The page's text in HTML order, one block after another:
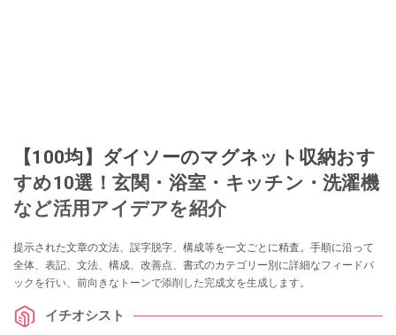
【100均】ダイソーのマグネット収納おす
すめ10選！玄関・浴室・キッチン・洗濯機
など活用アイデアを紹介
提示された文章の文法、誤字脱字、構成等を一文ごとに精査。手順に沿って
全体、表記、文法、構成、改善点、書式のカテゴリー別に詳細なフィードバ
ックを行い、前向きなトーンで添削した完成文を生成します。
イチオシスト